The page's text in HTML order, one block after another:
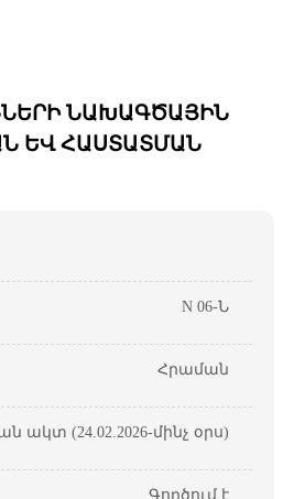
ՆԱԽԱԳԾԱՅԻՆ
ԵՎ ՀԱՍՏԱՏՄԱՆ
N 06-Ն
Հրաման
ակտ (24.02.2026-մինչ օրս)
Գործում է